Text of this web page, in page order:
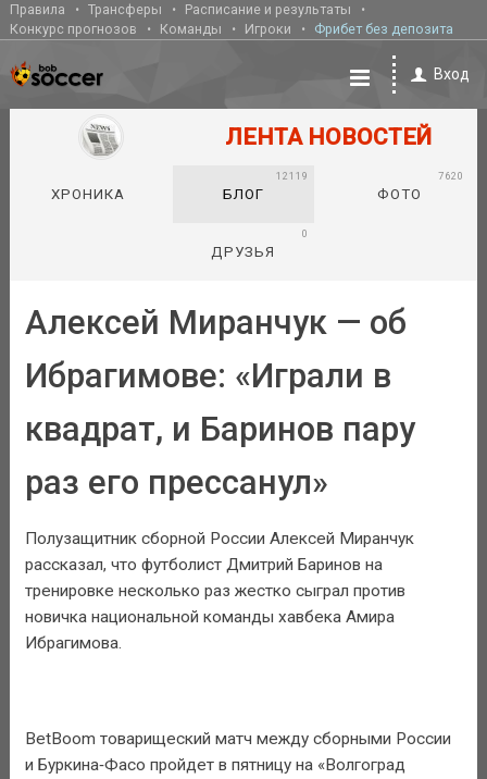
Правила Трансферы
Расписание и результаты
Конкурс прогнозов
Команды Игроки Фрибет без депозита
Вход
ЛЕНТА НОВОСТЕЙ
ХРОНИКА БЛОГ
12119
ФОТО
7620
ДРУЗЬЯ
0
Алексей Миранчук — об
Ибрагимове: «Играли в
квадрат, и Баринов пару
раз его прессанул»
Полузащитник сборной России Алексей Миранчук
рассказал, что футболист Дмитрий Баринов на
тренировке несколько раз жестко сыграл против
новичка национальной команды хавбека Амира
Ибрагимова.
BetBoom товарищеский матч между сборными России
и Буркина‑Фасо пройдет в пятницу на «Волгоград